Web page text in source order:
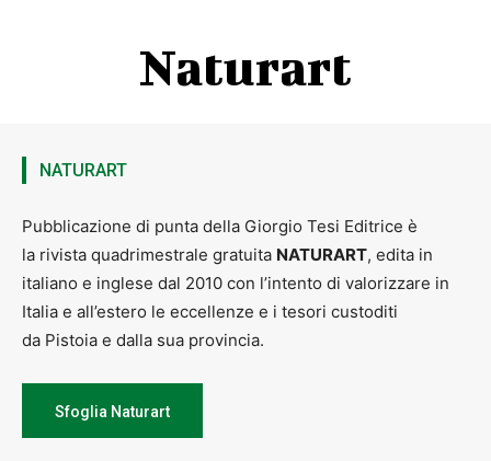
Naturart
NATURART
Pubblicazione di punta della Giorgio Tesi Editrice è
la rivista quadrimestrale gratuita NATURART, edita in
italiano e inglese dal 2010 con l’intento di valorizzare in
Italia e all’estero le eccellenze e i tesori custoditi
da Pistoia e dalla sua provincia.
Sfoglia Naturart